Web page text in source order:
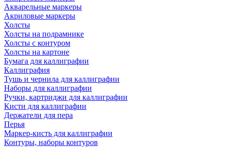
Акварельные маркеры
Акриловые маркеры
Холсты
Холсты на подрамнике
Холсты с контуром
Холсты на картоне
Бумага для каллиграфии
Каллиграфия
Тушь и чернила для каллиграфии
Наборы для каллиграфии
Ручки, картриджи для каллиграфии
Кисти для каллиграфии
Держатели для пера
Перья
Маркер-кисть для каллиграфии
Контуры, наборы контуров